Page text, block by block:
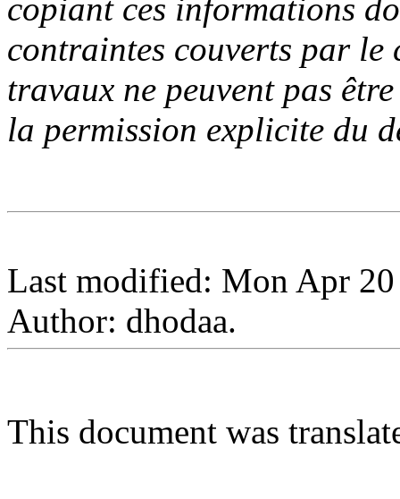
copiant ces informations
contraintes couverts par le
travaux ne peuvent pas
la permission explicite du
Last modified: Mon Apr
Author: dhodaa.
This document was